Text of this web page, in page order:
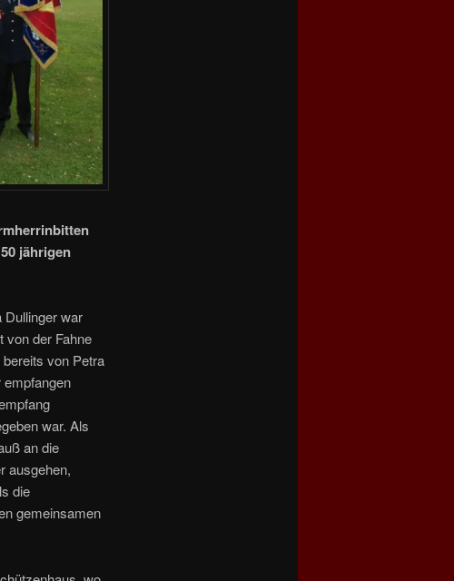
jährigen
war
von der Fahne
von Petra
war. Als
an die
ausgehen,
die
gemeinsamen